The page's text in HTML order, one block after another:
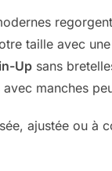
taille avec
Up sans
avec manches
ajustée ou à